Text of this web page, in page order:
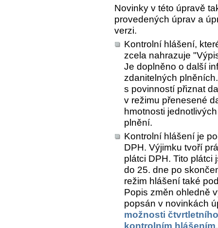
Novinky v této úpravě
provedených úprav a
verzi.
Kontrolní hlášení,
zcela nahrazuje
Je doplněno o další
zdanitelných
s povinností přiznat
v režimu přenesené
hmotnosti
plnění.
Kontrolní hlášení je
DPH. Výjimku tvoří
plátci DPH. Tito
do 25. dne po
režim hlášení také
Popis změn ohledně
popsán v novinkách
možnosti
kontrolním hlášením.